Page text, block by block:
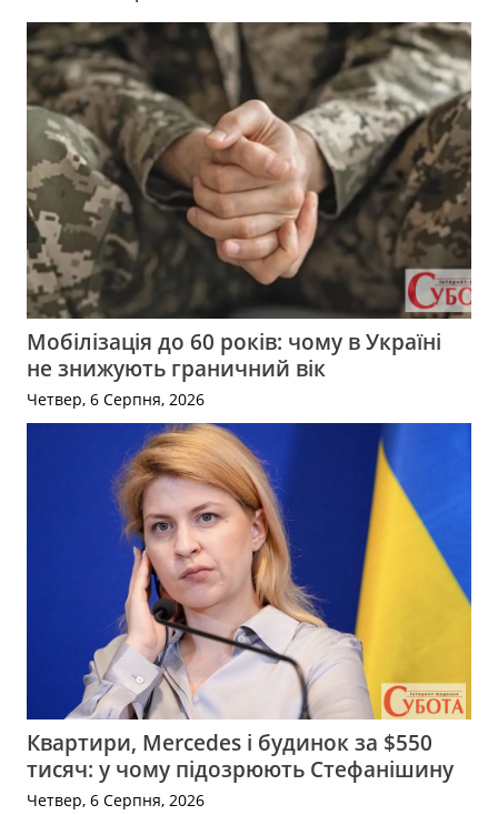
Мобілізація до 60 років: чому в Україні
не знижують граничний вік
Четвер, 6 Серпня, 2026
Квартири, Mercedes і будинок за $550
тисяч: у чому підозрюють Стефанішину
Четвер, 6 Серпня, 2026